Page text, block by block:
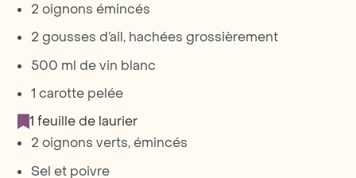
2 oignons émincés
2 gousses d’ail, hachées grossièrement
500 ml de vin blanc
1 carotte pelée
1 feuille de laurier
2 oignons verts, émincés
Sel et poivre